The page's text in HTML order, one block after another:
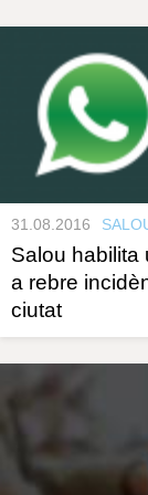
31.08.2016
Salou habilita
a rebre
ciutat